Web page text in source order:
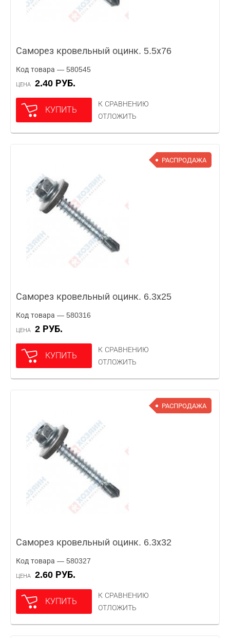
Саморез кровельный оцинк. 5.5х76
Код товара — 580545
ЦЕНА 2.40 РУБ.
КУПИТЬ
К СРАВНЕНИЮ
ОТЛОЖИТЬ
РАСПРОДАЖА
Саморез кровельный оцинк. 6.3х25
Код товара — 580316
ЦЕНА 2 РУБ.
КУПИТЬ
К СРАВНЕНИЮ
ОТЛОЖИТЬ
РАСПРОДАЖА
Саморез кровельный оцинк. 6.3х32
Код товара — 580327
ЦЕНА 2.60 РУБ.
КУПИТЬ
К СРАВНЕНИЮ
ОТЛОЖИТЬ